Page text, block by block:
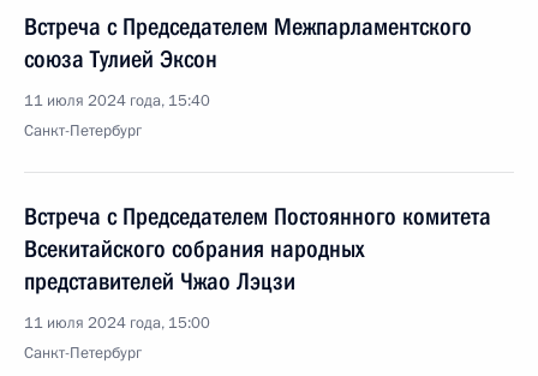
Встреча с Председателем Межпарламентского
союза Тулией Эксон
11 июля 2024 года, 15:40
Санкт-Петербург
Встреча с Председателем Постоянного комитета
Всекитайского собрания народных
представителей Чжао Лэцзи
11 июля 2024 года, 15:00
Санкт-Петербург